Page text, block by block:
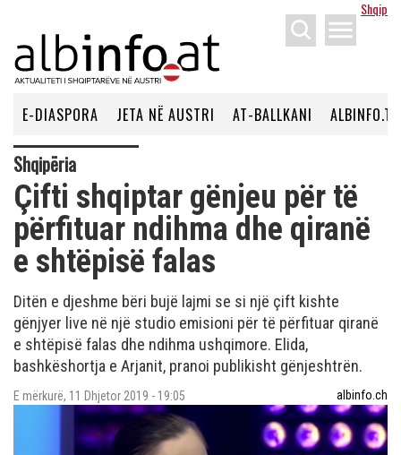
Shqip
menu
E-DIASPORA JETA NË AUSTRI AT-BALLKANI ALBINFO.TV
Shqipëria
Çifti shqiptar gënjeu për të
përfituar ndihma dhe qiranë
e shtëpisë falas
Ditën e djeshme bëri bujë lajmi se si një çift kishte
gënjyer live në një studio emisioni për të përfituar qiranë
e shtëpisë falas dhe ndihma ushqimore. Elida,
bashkëshortja e Arjanit, pranoi publikisht gënjeshtrën.
E mërkurë, 11 Dhjetor 2019 - 19:05 albinfo.ch